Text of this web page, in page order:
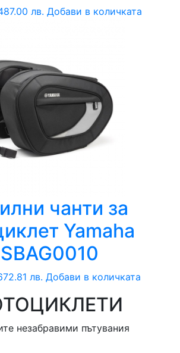
лв. Добави в количката
чанти за
Yamaha
лв. Добави в количката
незабравими пътувания